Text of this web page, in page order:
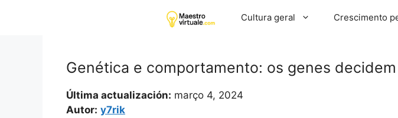
Cultura geral Crescimento
Genética e comportamento: os genes
Última actualización: março 4, 2024
Autor: y7rik